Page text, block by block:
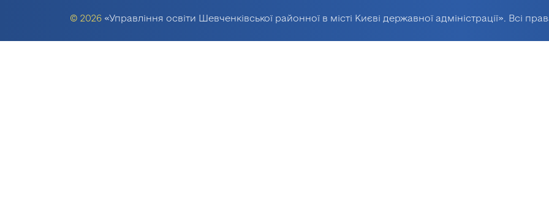
© 2026 «Управління освіти Шевченківської районної в місті Києві державної адміністрації». Всі